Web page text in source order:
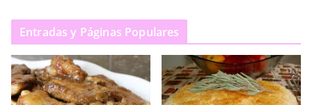
Entradas y Páginas Populares